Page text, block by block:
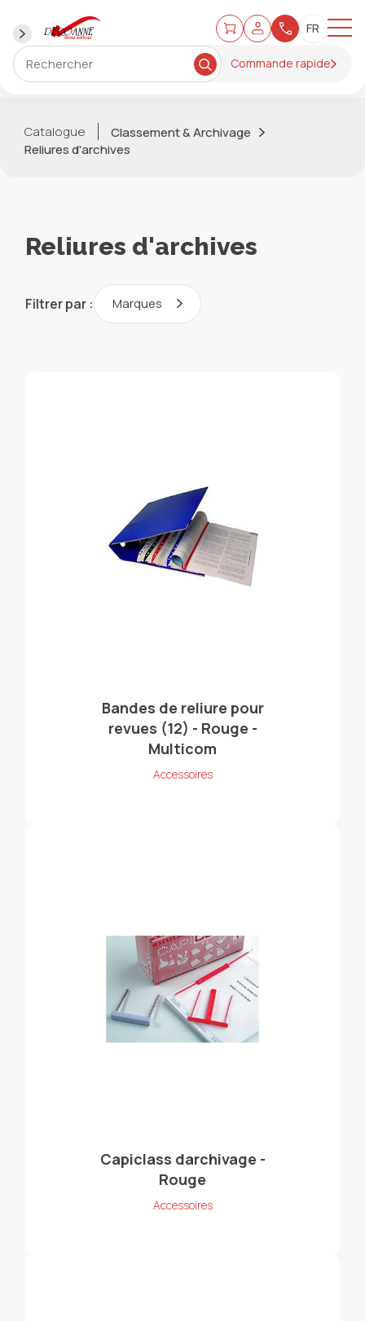
Commande rapide
Catalogue
Classement & Archivage
Reliures d'archives
Reliures d'archives
Filtrer par : Marques
Bandes de reliure pour
revues (12) - Rouge -
Multicom
Accessoires
Capiclass darchivage -
Rouge
Accessoires